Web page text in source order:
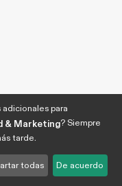
adicionales para
& Marketing? Siempre
tarde.
todas De acuerdo